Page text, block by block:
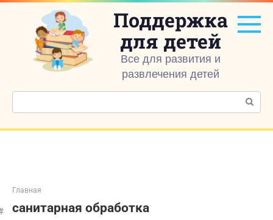
Перейти
контенту
Поддержка
для детей
Все для развития и
развлечения детей
Поиск:
Главная
санитарная обработка